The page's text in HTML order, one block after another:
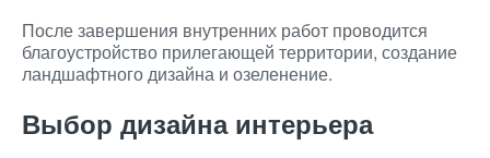
После завершения внутренних работ проводится
благоустройство прилегающей территории, создание
ландшафтного дизайна и озеленение.
Выбор дизайна интерьера